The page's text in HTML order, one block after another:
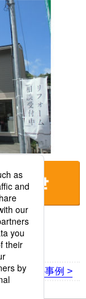
次の事例 >